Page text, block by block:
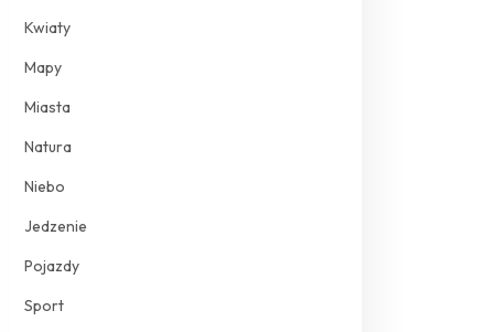
Kwiaty
Mapy
Miasta
Natura
Niebo
Jedzenie
Pojazdy
Sport